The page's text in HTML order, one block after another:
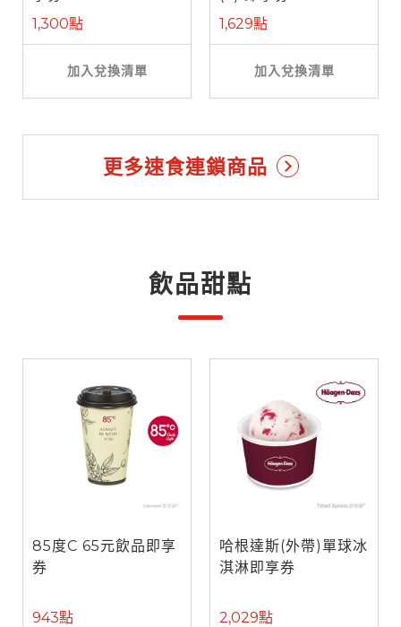
1,300點
加入兌換清單
1,629點
加入兌換清單
更多速食連鎖商品
飲品甜點
85度C 65元飲品即享
券
943點
哈根達斯(外帶)單球冰
淇淋即享券
2,029點